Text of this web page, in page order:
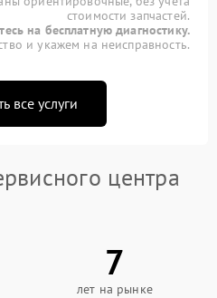
стоимости запчастей.
на бесплатную диагностику.
и укажем на неисправность.
все услуги
центра
7
лет на рынке